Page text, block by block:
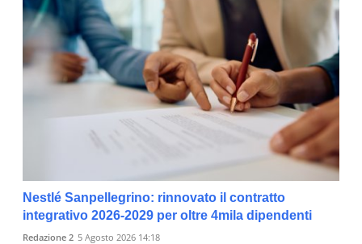
Nestlé Sanpellegrino: rinnovato il contratto
integrativo 2026-2029 per oltre 4mila dipendenti
Redazione 2 5 Agosto 2026 14:18